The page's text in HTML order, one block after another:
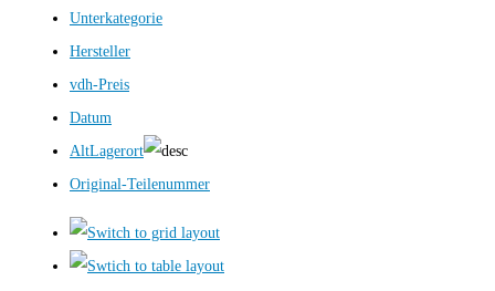
Unterkategorie
Hersteller
vdh-Preis
Datum
AltLagerort
Original-Teilenummer